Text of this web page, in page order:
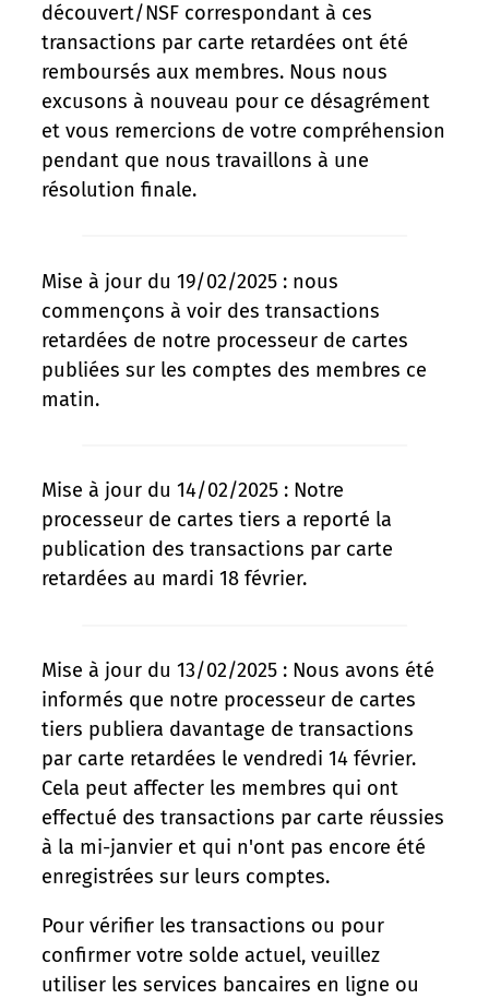
découvert/NSF correspondant à ces
transactions par carte retardées ont été
remboursés aux membres. Nous nous
excusons à nouveau pour ce désagrément
et vous remercions de votre compréhension
pendant que nous travaillons à une
résolution finale.
Mise à jour du 19/02/2025 : nous
commençons à voir des transactions
retardées de notre processeur de cartes
publiées sur les comptes des membres ce
matin.
Mise à jour du 14/02/2025 : Notre
processeur de cartes tiers a reporté la
publication des transactions par carte
retardées au mardi 18 février.
Mise à jour du 13/02/2025 : Nous avons été
informés que notre processeur de cartes
tiers publiera davantage de transactions
par carte retardées le vendredi 14 février.
Cela peut affecter les membres qui ont
effectué des transactions par carte réussies
à la mi-janvier et qui n'ont pas encore été
enregistrées sur leurs comptes.
Pour vérifier les transactions ou pour
confirmer votre solde actuel, veuillez
utiliser les services bancaires en ligne ou